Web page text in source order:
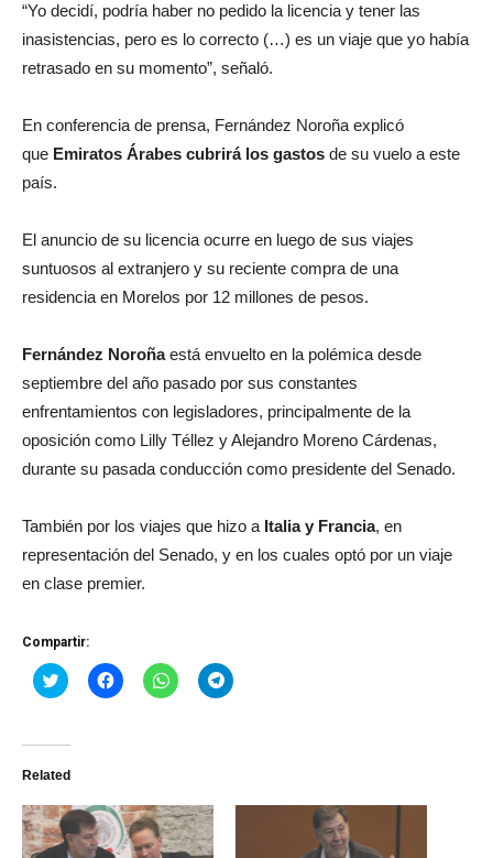
“Yo decidí, podría haber no pedido la licencia y tener las
inasistencias, pero es lo correcto (…) es un viaje que yo había
retrasado en su momento”, señaló.
En conferencia de prensa, Fernández Noroña explicó
que Emiratos Árabes cubrirá los gastos de su vuelo a este
país.
El anuncio de su licencia ocurre en luego de sus viajes
suntuosos al extranjero y su reciente compra de una
residencia en Morelos por 12 millones de pesos.
Fernández Noroñaestá envuelto en la polémica desde
septiembre del año pasado por sus constantes
enfrentamientos con legisladores, principalmente de la
oposición como Lilly Téllez y Alejandro Moreno Cárdenas,
durante su pasada conducción como presidente del Senado.
También por los viajes que hizo a Italia y Francia, en
representación del Senado, y en los cuales optó por un viaje
en clase premier.
Compartir:
Haz
clic
Twitter
abre
una
ventana
nueva)
Haz
clic
una
ventana
nueva)
Haz
clic
una
ventana
nueva)
Haz
clic
una
Related